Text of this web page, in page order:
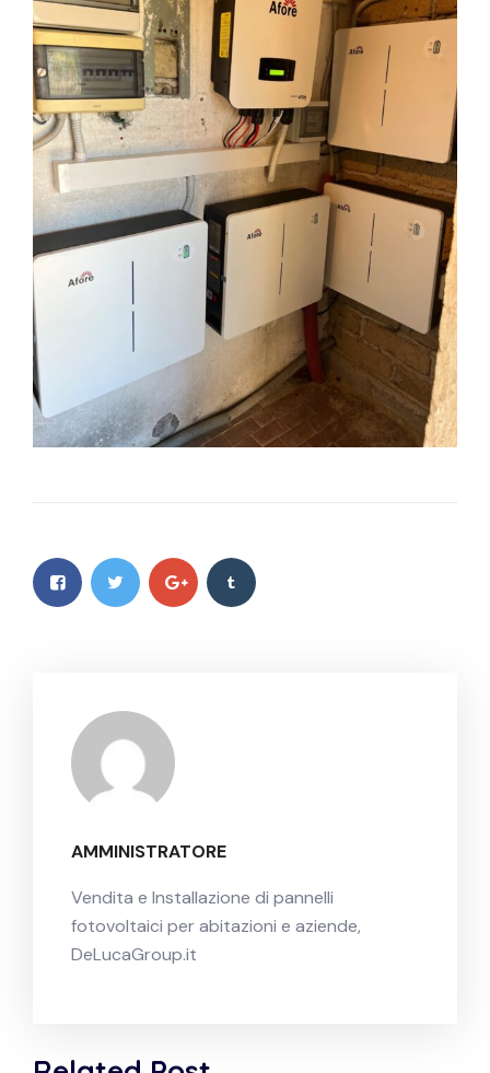
AMMINISTRATORE
Vendita e Installazione di pannelli
fotovoltaici per abitazioni e aziende,
DeLucaGroup.it